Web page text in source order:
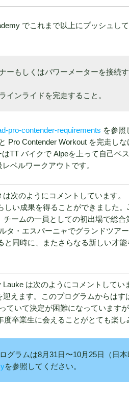
でこれまで以上にプッシュし
もしくはパワーメーターを接続す
ンライドを完走すること。
pro-contender-requirements を参照
Pro Contender Workout を完走しな
TT バイクで Alpeを上って自己ベ
ベルワークアウトです。
次のようにコメントしています。
しい成果を得ることができました
ームの一員としての初出場で総合
・エスパーニャでグランドツアー
同時に、またさらなる新しい才
は次のようにコメントしてい
えます。このプログラムからはす
ていて決定が困難になっています
卒業生に会えることがとても楽し
ラムは8月31日〜10月25日（日本
を参照してください。